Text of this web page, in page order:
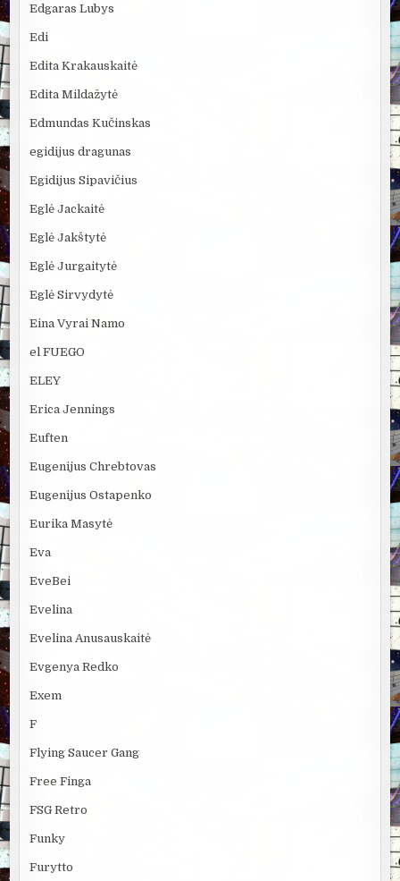
Edgaras Lubys
Edi
Edita Krakauskaitė
Edita Mildažytė
Edmundas Kučinskas
egidijus dragunas
Egidijus Sipavičius
Eglė Jackaitė
Eglė Jakštytė
Eglė Jurgaitytė
Eglė Sirvydytė
Eina Vyrai Namo
el FUEGO
ELEY
Erica Jennings
Euften
Eugenijus Chrebtovas
Eugenijus Ostapenko
Eurika Masytė
Eva
EveBei
Evelina
Evelina Anusauskaitė
Evgenya Redko
Exem
F
Flying Saucer Gang
Free Finga
FSG Retro
Funky
Furytto